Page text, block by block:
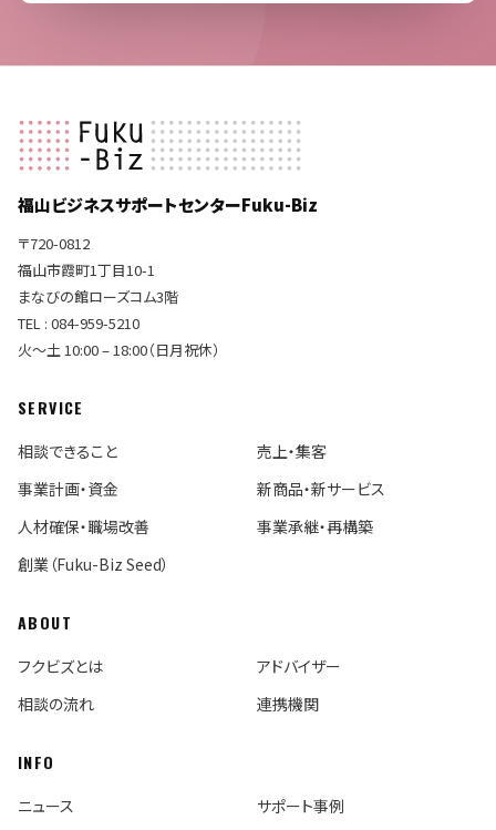
福山ビジネスサポートセンターFuku-Biz
〒720-0812
福山市霞町1丁目10-1
まなびの館ローズコム3階
TEL : 084-959-5210
火〜土 10:00 – 18:00（日月祝休）
SERVICE
相談できること
売上・集客
事業計画・資金
新商品・新サービス
人材確保・職場改善
事業承継・再構築
創業（Fuku-Biz Seed）
ABOUT
フクビズとは
アドバイザー
相談の流れ
連携機関
INFO
ニュース サポート事例